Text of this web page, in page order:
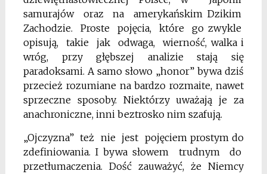
samurajów oraz na amerykańskimDzikim
Zachodzie. Proste pojęcia, które gozwykle
opisują, takie jak odwaga, wierność, walka i
wróg, przy głębszej analizie stają się
paradoksami. A samo słowo „honor” bywa dziś
przecież rozumiane na bardzo rozmaite, nawet
sprzeczne sposoby. Niektórzy uważają je za
anachroniczne, inni beztrosko nim szafują.
„Ojczyzna” też nie jest pojęciem prostym do
zdefiniowania. I bywa słowem trudnym do
przetłumaczenia. Dość zauważyć, że Niemcy